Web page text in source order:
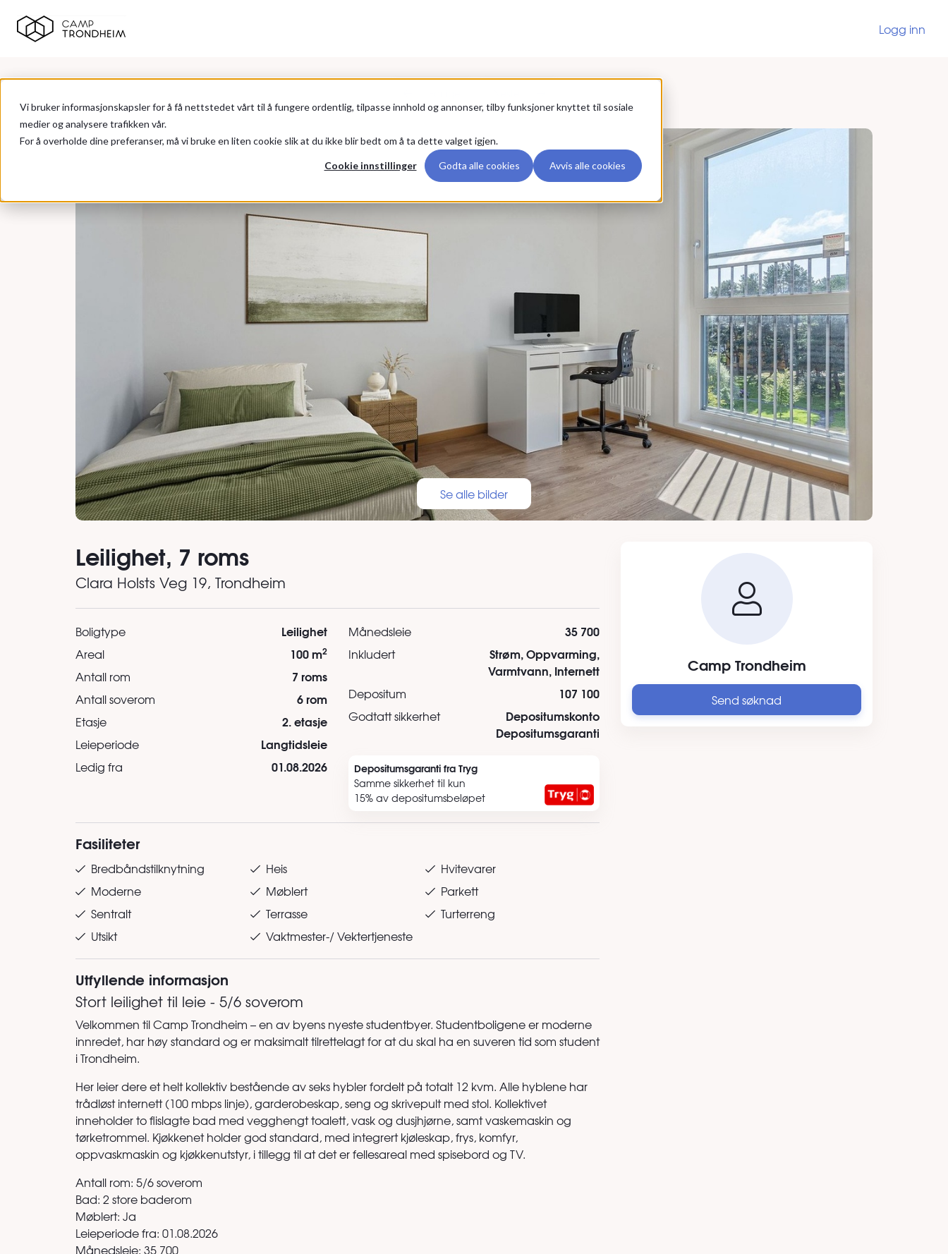
Vi bruker informasjonskapsler for å få nettstedet vårt til å fungere ordentlig, tilpasse innhold og annonser, tilby funksjoner knyttet til sosiale
medier og analysere trafikken vår.
For å overholde dine preferanser, må vi bruke en liten cookie slik at du ikke blir bedt om å ta dette valget igjen.
Cookie innstillinger Godta alle cookies Avvis alle cookies
Logg inn
Se alle bilder
Leilighet, 7 roms
Clara Holsts Veg 19, Trondheim
Boligtype Leilighet
Areal 100 m2
Antall rom 7 roms
Antall soverom 6 rom
Etasje 2. etasje
Leieperiode Langtidsleie
Ledig fra 01.08.2026
Månedsleie 35 700
Inkludert
Strøm, Oppvarming,
Varmtvann, Internett
Depositum 107 100
Godtatt sikkerhet
Depositumskonto
Depositumsgaranti
Depositumsgaranti fra Tryg
Samme sikkerhet til kun
15% av depositumsbeløpet
Fasiliteter
Bredbåndstilknytning Heis
Hvitevarer
Moderne
Møblert
Parkett
Sentralt
Terrasse
Turterreng
Utsikt
Vaktmester-/ Vektertjeneste
Utfyllende informasjon
Stort leilighet til leie - 5/6 soverom
Velkommen til Camp Trondheim – en av byens nyeste studentbyer. Studentboligene er moderne
innredet, har høy standard og er maksimalt tilrettelagt for at du skal ha en suveren tid som student
i Trondheim.
Her leier dere et helt kollektiv bestående av seks hybler fordelt på totalt 12 kvm. Alle hyblene har
trådløst internett (100 mbps linje), garderobeskap, seng og skrivepult med stol. Kollektivet
inneholder to flislagte bad med vegghengt toalett, vask og dusjhjørne, samt vaskemaskin og
tørketrommel. Kjøkkenet holder god standard, med integrert kjøleskap, frys, komfyr,
oppvaskmaskin og kjøkkenutstyr, i tillegg til at det er fellesareal med spisebord og TV.
Antall rom: 5/6 soverom
Bad: 2 store baderom
Møblert: Ja
Leieperiode fra: 01.08.2026
Månedsleie: 35 700
Camp Trondheim
Send søknad